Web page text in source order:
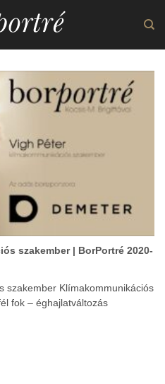
szakember | BorPortré 2020-
szakember Klímakommunikációs
fok – éghajlatváltozás